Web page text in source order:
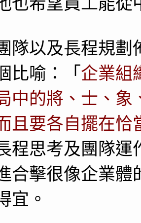
隊以及長程規劃
比喻：「 企業組
中的將、士、象
且要各自擺在恰
程思考及團隊運
合擊很像企業體
宜。